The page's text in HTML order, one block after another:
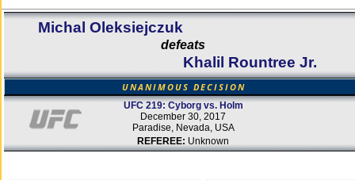
Michal Oleksiejczuk
defeats
Khalil Rountree Jr.
UNANIMOUS DECISION
UFC 219: Cyborg vs. Holm
December 30, 2017
Paradise, Nevada, USA
REFEREE: Unknown